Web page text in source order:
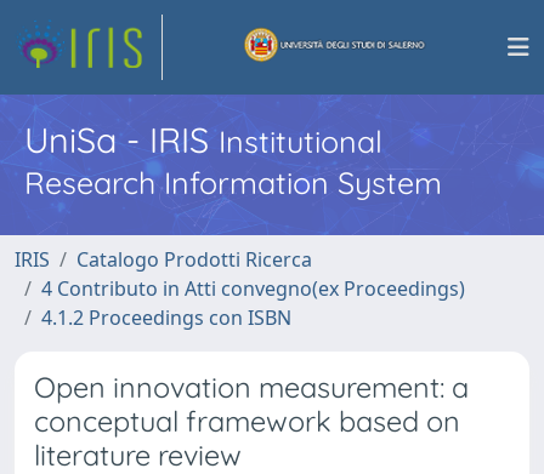
UniSa - IRISInstitutional
Research Information System
IRIS
Catalogo Prodotti Ricerca
4 Contributo in Atti convegno(ex Proceedings)
4.1.2 Proceedings con ISBN
Open innovation measurement: a
conceptual framework based on
literature review